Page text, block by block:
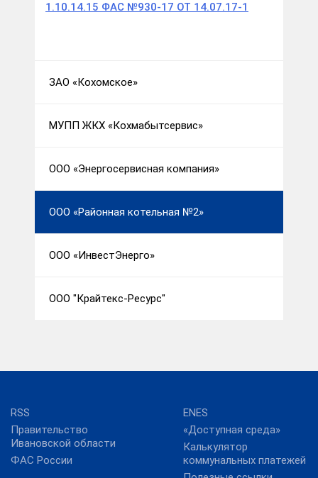
1.10.14.15 ФАС №930-17 ОТ 14.07.17-1
ЗАО «Кохомское»
МУПП ЖКХ «Кохмабытсервис»
ООО «Энергосервисная компания»
ООО «Районная котельная №2»
ООО «ИнвестЭнерго»
ООО "Крайтекс-Ресурс"
RSS
Правительство
Ивановской области
ФАС России
ENES
«Доступная среда»
Калькулятор
коммунальных платежей